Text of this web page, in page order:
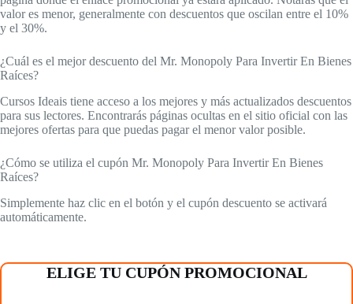
valor es menor, generalmente con descuentos que oscilan entre el 10%
y el 30%.
¿Cuál es el mejor descuento del Mr. Monopoly Para Invertir En Bienes
Raíces?
Cursos Ideais tiene acceso a los mejores y más actualizados descuentos
para sus lectores. Encontrarás páginas ocultas en el sitio oficial con las
mejores ofertas para que puedas pagar el menor valor posible.
¿Cómo se utiliza el cupón Mr. Monopoly Para Invertir En Bienes
Raíces?
Simplemente haz clic en el botón y el cupón descuento se activará
automáticamente.
ELIGE TU CUPÓN PROMOCIONAL